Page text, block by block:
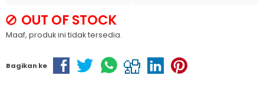
OUT OF STOCK
Maaf, produk ini tidak tersedia.
Bagikan ke